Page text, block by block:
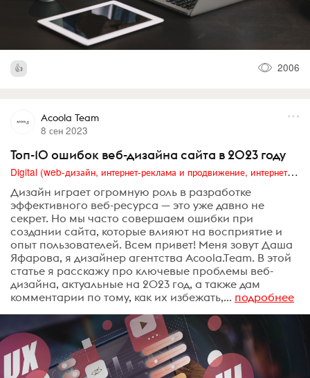
2006
Acoola Team
8 сен 2023
Топ-10 ошибок веб-дизайна сайта в 2023 году
Digital (web-дизайн, интернет-реклама и продвижение, интернет-сообщества и блоги, интернет-коммуникации, мобильный маркетинг, реклама на цифровых экранах)
Дизайн играет огромную роль в разработке
эффективного веб-ресурса — это уже давно не
секрет. Но мы часто совершаем ошибки при
создании сайта, которые влияют на восприятие и
опыт пользователей. Всем привет! Меня зовут Даша
Яфарова, я дизайнер агентства Acoola.Team. В этой
статье я расскажу про ключевые проблемы веб-
дизайна, актуальные на 2023 год, а также дам
комментарии по тому, как их избежать,... подробнее